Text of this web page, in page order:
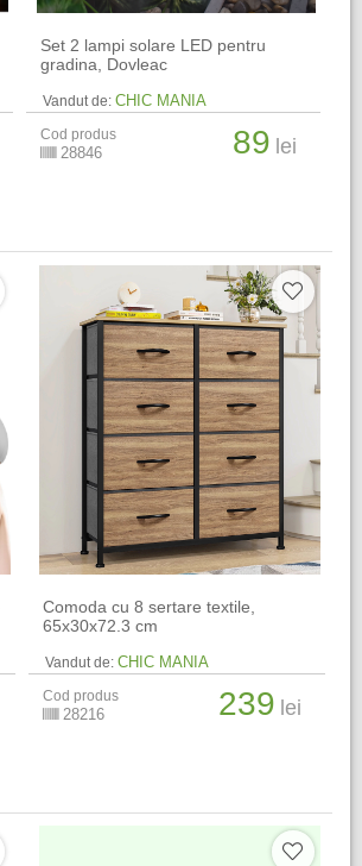
Set 2 lampi solare LED pentru
gradina, Dovleac
Vandut de: CHIC MANIA
Cod produs
28846 89 lei
Comoda cu 8 sertare textile,
65x30x72.3 cm
Vandut de: CHIC MANIA
Cod produs
28216 239 lei